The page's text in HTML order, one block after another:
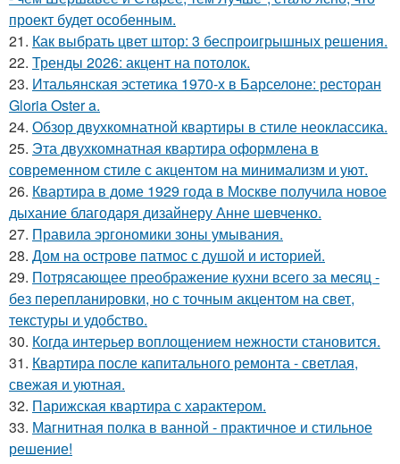
проект будет особенным.
21. Как выбрать цвет штор: 3 беспроигрышных решения.
22. Тренды 2026: акцент на потолок.
23. Итальянская эстетика 1970-х в Барселоне: ресторан
Gloria Oster a.
24. Обзор двухкомнатной квартиры в стиле неоклассика.
25. Эта двухкомнатная квартира оформлена в
современном стиле с акцентом на минимализм и уют.
26. Квартира в доме 1929 года в Москве получила новое
дыхание благодаря дизайнеру Анне шевченко.
27. Правила эргономики зоны умывания.
28. Дом на острове патмос с душой и историей.
29. Потрясающее преображение кухни всего за месяц -
без перепланировки, но с точным акцентом на свет,
текстуры и удобство.
30. Когда интерьер воплощением нежности становится.
31. Квартира после капитального ремонта - светлая,
свежая и уютная.
32. Парижская квартира с характером.
33. Магнитная полка в ванной - практичное и стильное
решение!